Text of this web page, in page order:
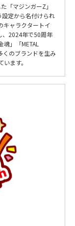
「マジンガーZ」
定から名付けられ
キャラクタートイ
、2024年で50周年
」「METAL
くのブランドを生み
ます。